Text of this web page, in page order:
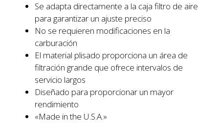
Se adapta directamente a la caja filtro de aire
para garantizar un ajuste preciso
No se requieren modificaciones en la
carburación
El material plisado proporciona un área de
filtración grande que ofrece intervalos de
servicio largos
Diseñado para proporcionar un mayor
rendimiento
«Made in the U.S.A.»